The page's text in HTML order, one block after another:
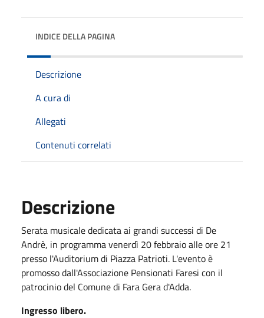
INDICE DELLA PAGINA
Descrizione
A cura di
Allegati
Contenuti correlati
Descrizione
Serata musicalededicataai grandi successi di De
Andrè, in programmavenerdì 20febbraio alle ore 21
presso l'Auditoriumdi Piazza Patrioti. L'eventoè
promossodall'Associazione Pensionati Faresi con il
patrociniodel Comune di Fara Gera d'Adda.
Ingresso libero.